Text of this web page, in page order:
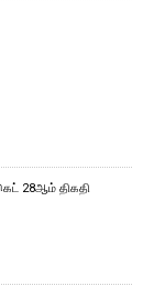
28ஆம் திகதி